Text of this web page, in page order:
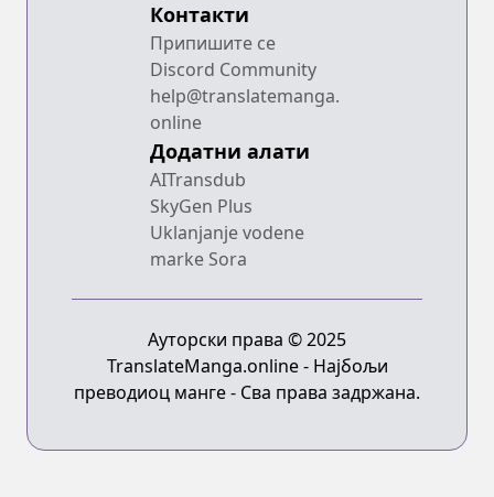
Контакти
Припишите се
Discord Community
help@translatemanga.
online
Додатни алати
AITransdub
SkyGen Plus
Uklanjanje vodene
marke Sora
Ауторски права © 2025
TranslateManga.online - Најбољи
преводиоц манге - Сва права задржана.